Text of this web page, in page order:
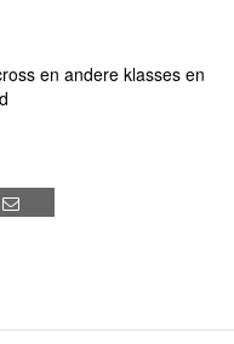
en andere klasses en